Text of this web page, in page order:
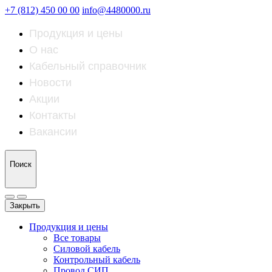
+7 (812) 450 00 00 info@4480000.ru
Продукция и цены
О нас
Кабельный справочник
Новости
Акции
Контакты
Вакансии
Поиск
Закрыть
Продукция и цены
Все товары
Силовой кабель
Контрольный кабель